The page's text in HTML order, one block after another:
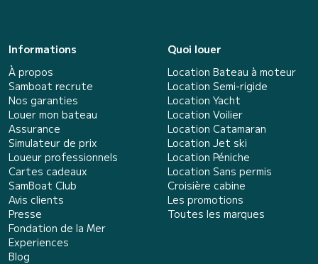
Informations
À propos
Samboat recrute
Nos garanties
Louer mon bateau
Assurance
Simulateur de prix
Loueur professionnels
Cartes cadeaux
SamBoat Club
Avis clients
Presse
Fondation de la Mer
Experiences
Blog
Quoi louer
Location Bateau à moteur
Location Semi-rigide
Location Yacht
Location Voilier
Location Catamaran
Location Jet ski
Location Péniche
Location Sans permis
Croisière cabine
Les promotions
Toutes les marques